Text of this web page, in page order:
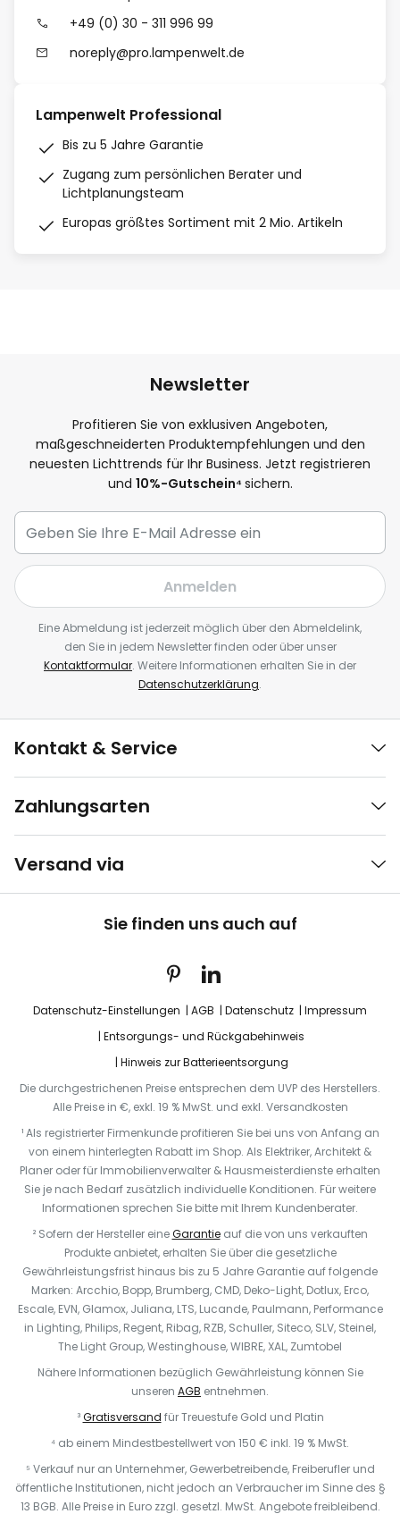
+49 (0) 30 - 311 996 99
noreply@pro.lampenwelt.de
Lampenwelt Professional
Bis zu 5 Jahre Garantie
Zugang zum persönlichen Berater und
Lichtplanungsteam
Europas größtes Sortiment mit 2 Mio. Artikeln
Newsletter
Profitieren Sie von exklusiven Angeboten,
maßgeschneiderten Produktempfehlungen und den
neuesten Lichttrends für Ihr Business. Jetzt registrieren
und 10%-Gutschein⁴ sichern.
Anmelden
Eine Abmeldung ist jederzeit möglich über den Abmeldelink,
den Sie in jedem Newsletter finden oder über unser
Kontaktformular. Weitere Informationen erhalten Sie in der
Datenschutzerklärung.
Kontakt & Service
Zahlungsarten
Versand via
Sie finden uns auch auf
Datenschutz-Einstellungen AGB Datenschutz
Impressum
Entsorgungs- und Rückgabehinweis
Hinweis zur Batterieentsorgung
Die durchgestrichenen Preise entsprechen dem UVP des Herstellers.
Alle Preise in €, exkl. 19 % MwSt. und exkl. Versandkosten
¹ Als registrierter Firmenkunde profitieren Sie bei uns von Anfang an
von einem hinterlegten Rabatt im Shop. Als Elektriker, Architekt &
Planer oder für Immobilienverwalter & Hausmeisterdienste erhalten
Sie je nach Bedarf zusätzlich individuelle Konditionen. Für weitere
Informationen sprechen Sie bitte mit Ihrem Kundenberater.
² Sofern der Hersteller eineGarantieauf die von uns verkauften
Produkte anbietet, erhalten Sie über die gesetzliche
Gewährleistungsfrist hinaus bis zu 5 Jahre Garantie auf folgende
Marken: Arcchio, Bopp, Brumberg, CMD, Deko-Light, Dotlux, Erco,
Escale, EVN, Glamox, Juliana, LTS, Lucande, Paulmann, Performance
in Lighting, Philips, Regent, Ribag, RZB, Schuller, Siteco, SLV, Steinel,
The Light Group, Westinghouse, WIBRE, XAL, Zumtobel
Nähere Informationen bezüglich Gewährleistung können Sie
unseren AGB entnehmen.
³Gratisversand für Treuestufe Gold und Platin
⁴ ab einem Mindestbestellwert von 150 € inkl. 19 % MwSt.
⁵ Verkauf nur an Unternehmer, Gewerbetreibende, Freiberufler und
öffentliche Institutionen, nicht jedoch an Verbraucher im Sinne des §
13 BGB. Alle Preise in Euro zzgl. gesetzl. MwSt. Angebote freibleibend.